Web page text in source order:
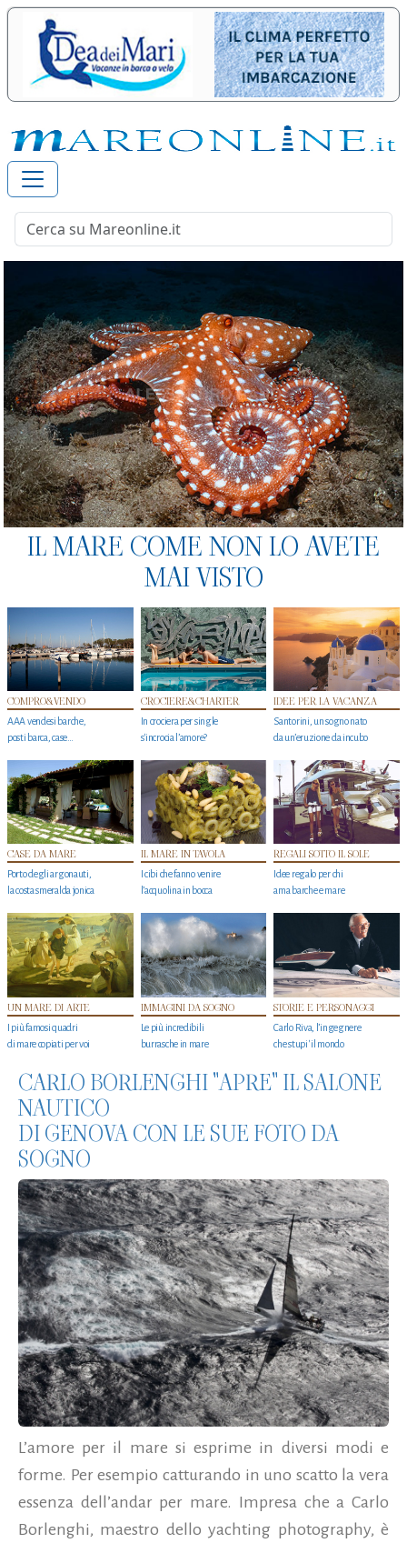
IL MARE COME NON LO AVETE
MAI VISTO
COMPRO&VENDO
AAA vendesi barche,
posti barca, case…
CROCIERE&CHARTER
In crociera per single
s'incrocia l’amore?
IDEE PER LA VACANZA
Santorini, un sogno nato
da un’eruzione da incubo
CASE DA MARE
Porto degli argonauti,
la costa smeralda jonica
IL MARE IN TAVOLA
I cibi che fanno venire
l’acquolina in bocca
REGALI SOTTO IL SOLE
Idee regalo per chi
ama barche e mare
UN MARE DI ARTE
I più famosi quadri
di mare copiati per voi
IMMAGINI DA SOGNO
Le più incredibili
burrasche in mare
STORIE E PERSONAGGI
Carlo Riva, l’ingegnere
che stupi' il mondo
CARLO BORLENGHI "APRE" IL SALONE
NAUTICO
DI GENOVA CON LE SUE FOTO DA
SOGNO
L’amore per il mare si esprime in diversi modi e
forme. Per esempio catturando in uno scatto la vera
essenza dell’andar per mare. Impresa che a Carlo
Borlenghi, maestro dello yachting photography, è